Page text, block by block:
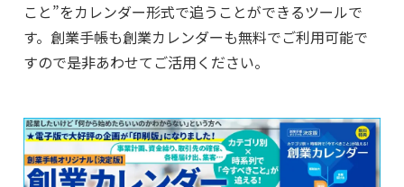
こと”をカレンダー形式で追うことができるツールで
す。創業手帳も創業カレンダーも無料でご利用可能で
すので是非あわせてご活用ください。